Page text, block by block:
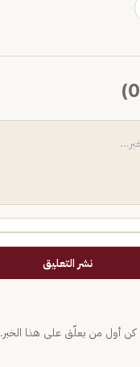
0
)
نشر التعليق
كن أول من يعلّق على هذا الخبر.